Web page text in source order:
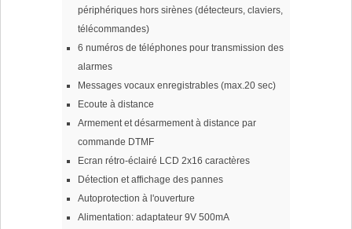
périphériques hors sirènes (détecteurs, claviers,
télécommandes)
6 numéros de téléphones pour transmission des
alarmes
Messages vocaux enregistrables (max.20 sec)
Ecoute à distance
Armement et désarmement à distance par
commande DTMF
Ecran rétro-éclairé LCD 2x16 caractères
Détection et affichage des pannes
Autoprotection à l'ouverture
Alimentation: adaptateur 9V 500mA